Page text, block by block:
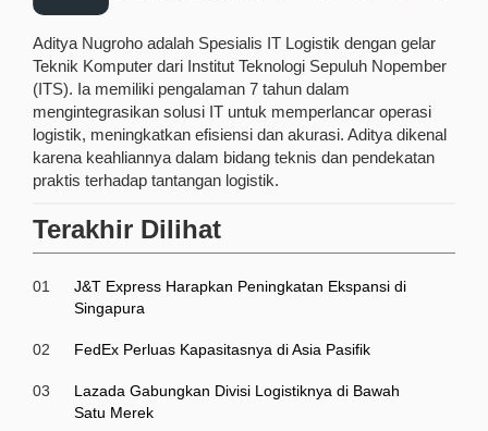
Aditya Nugroho adalah Spesialis IT Logistik dengan gelar
Teknik Komputer dari Institut Teknologi Sepuluh Nopember
(ITS). Ia memiliki pengalaman 7 tahun dalam
mengintegrasikan solusi IT untuk memperlancar operasi
logistik, meningkatkan efisiensi dan akurasi. Aditya dikenal
karena keahliannya dalam bidang teknis dan pendekatan
praktis terhadap tantangan logistik.
Terakhir Dilihat
01
J&T Express Harapkan Peningkatan Ekspansi di
Singapura
02 FedEx Perluas Kapasitasnya di Asia Pasifik
03
Lazada Gabungkan Divisi Logistiknya di Bawah
Satu Merek